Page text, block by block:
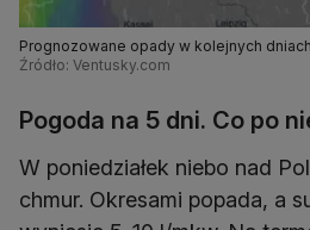
Prognozowane opady w kolejnych dniach
Źródło: Ventusky.com
Pogoda na 5 dni. Co po
W poniedziałek niebo nad
chmur. Okresami popada, a